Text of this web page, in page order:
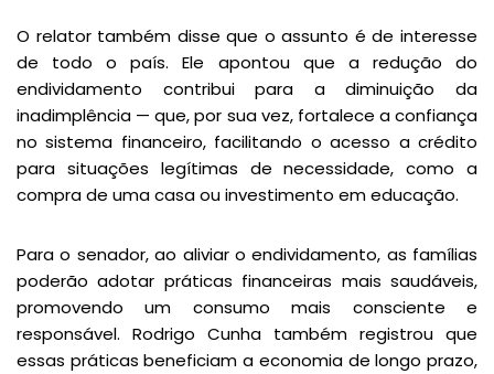
O relator também disse que o assunto é de interesse
de todo o país. Ele apontou que a redução do
endividamento contribui para a diminuição da
inadimplência — que, por sua vez, fortalece a confiança
no sistema financeiro, facilitando o acesso a crédito
para situações legítimas de necessidade, como a
compra de uma casa ou investimento em educação.
Para o senador, ao aliviar o endividamento, as famílias
poderão adotar práticas financeiras mais saudáveis,
promovendo um consumo mais consciente e
responsável. Rodrigo Cunha também registrou que
essas práticas beneficiam a economia de longo prazo,